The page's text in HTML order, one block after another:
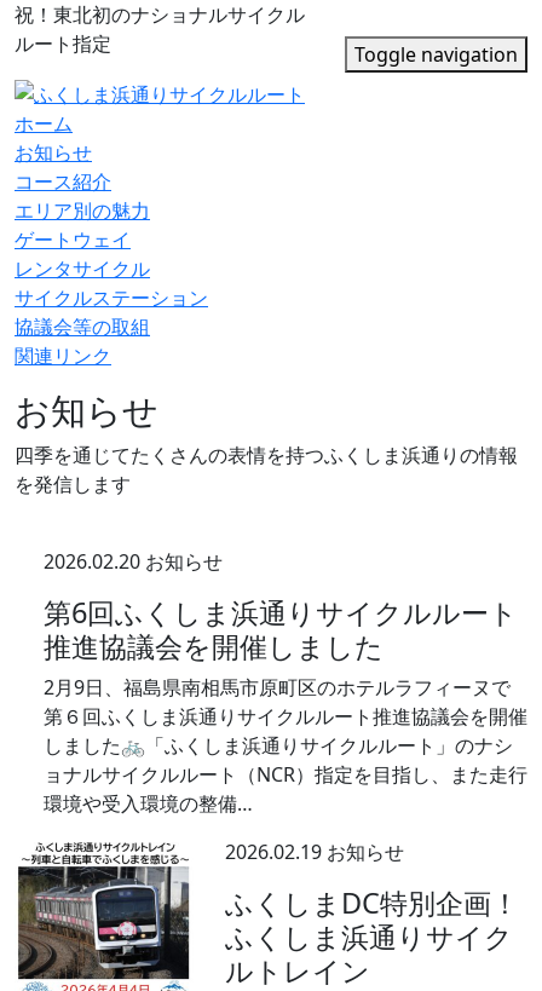
祝！東北初のナショナルサイクル
ルート指定
Toggle navigation
ホーム
お知らせ
コース紹介
エリア別の魅力
ゲートウェイ
レンタサイクル
サイクルステーション
協議会等の取組
関連リンク
お知らせ
四季を通じてたくさんの表情を持つふくしま浜通りの情報
を発信します
2026.02.20 お知らせ
第6回ふくしま浜通りサイクルルート
推進協議会を開催しました
2月9日、福島県南相馬市原町区のホテルラフィーヌで
第６回ふくしま浜通りサイクルルート推進協議会を開催
しました🚲「ふくしま浜通りサイクルルート」のナシ
ョナルサイクルルート（NCR）指定を目指し、また走行
環境や受入環境の整備…
2026.02.19 お知らせ
ふくしまDC特別企画！
ふくしま浜通りサイク
ルトレイン